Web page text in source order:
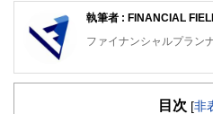
執筆者 : FINANCIAL
ファイナンシャルプラン
FinancialField編集部は、
知識がない方でも理解で
目次 [非